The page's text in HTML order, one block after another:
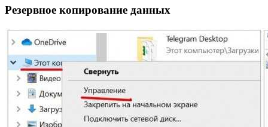
Резервное копирование данных